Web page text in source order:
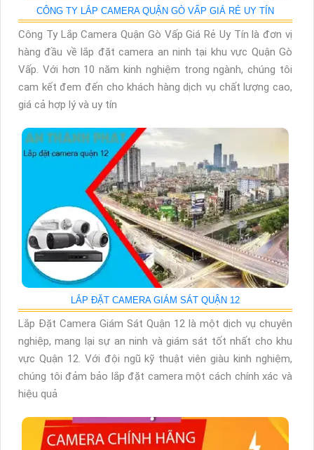
CÔNG TY LẮP CAMERA QUẬN GÒ VẤP GIÁ RẺ UY TÍN
Công Ty Lắp Camera Quận Gò Vấp Giá Rẻ Uy Tín là đơn vị
hàng đầu về lắp đặt camera an ninh tại khu vực Quận Gò
Vấp. Với hơn 10 năm kinh nghiệm trong ngành, chúng tôi
cam kết đem đến cho khách hàng dịch vụ chất lượng cao,
giá cả hợp lý và uy tín
LẮP ĐẶT CAMERA GIÁM SÁT QUẬN 12
Lắp Đặt Camera Giám Sát Quận 12 là một dịch vụ chuyên
nghiệp, mang lại sự an ninh và giám sát tốt nhất cho khu
vực Quận 12. Với đội ngũ kỹ thuật viên giàu kinh nghiệm,
chúng tôi đảm bảo lắp đặt camera một cách chính xác và
hiệu quả